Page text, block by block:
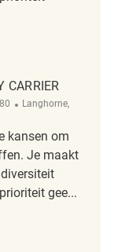
CARRIER
Plaats
Langhorne,
kansen om
Je maakt
gee...